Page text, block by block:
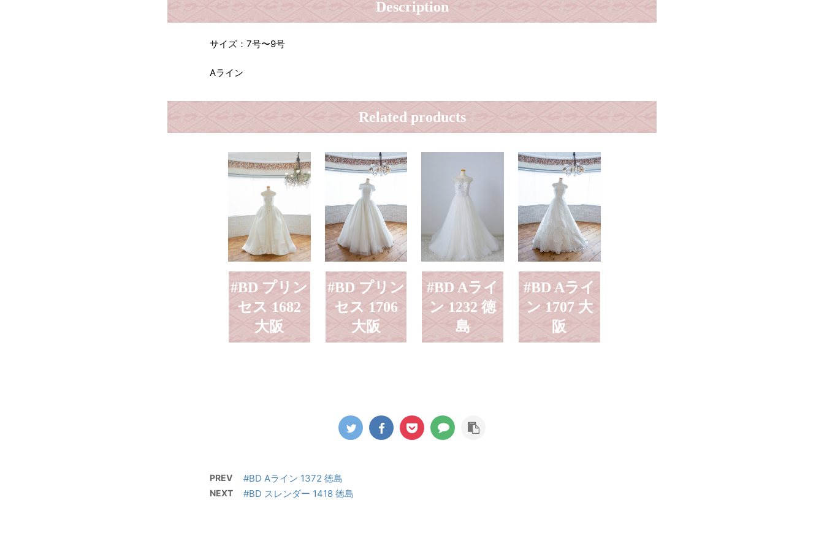
Description
サイズ：7号〜9号
Aライン
Related products
#BD プリン
セス 1682
大阪
#BD プリン
セス 1706
大阪
#BD Aライ
ン 1232 徳
島
#BD Aライ
ン 1707 大
阪
PREV #BD Aライン 1372 徳島
NEXT #BD スレンダー 1418 徳島